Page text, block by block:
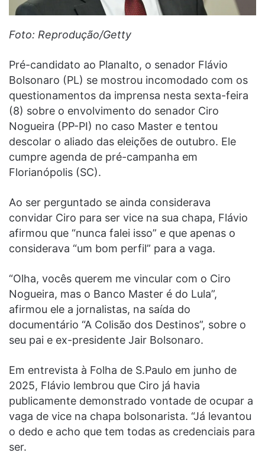
Foto: Reprodução/Getty
Pré-candidato ao Planalto, o senador Flávio
Bolsonaro (PL) se mostrou incomodado com os
questionamentos da imprensa nesta sexta-feira
(8) sobre o envolvimento do senador Ciro
Nogueira (PP-PI) no caso Master e tentou
descolar o aliado das eleições de outubro. Ele
cumpre agenda de pré-campanha em
Florianópolis (SC).
Ao ser perguntado se ainda considerava
convidar Ciro para ser vice na sua chapa, Flávio
afirmou que “nunca falei isso” e que apenas o
considerava “um bom perfil” para a vaga.
“Olha, vocês querem me vincular com o Ciro
Nogueira, mas o Banco Master é do Lula”,
afirmou ele a jornalistas, na saída do
documentário “A Colisão dos Destinos”, sobre o
seu pai e ex-presidente Jair Bolsonaro.
Em entrevista à Folha de S.Paulo em junho de
2025, Flávio lembrou que Ciro já havia
publicamente demonstrado vontade de ocupar a
vaga de vice na chapa bolsonarista. “Já levantou
o dedo e acho que tem todas as credenciais para
ser.